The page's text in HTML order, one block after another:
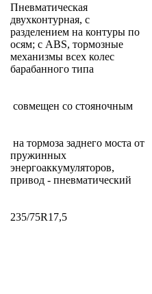
Пневматическая
двухконтурная, с
разделением на контуры по
осям; с ABS, тормозные
механизмы всех колес
барабанного типа
совмещен со стояночным
на тормоза заднего моста от
пружинных
энергоаккумуляторов,
привод - пневматический
235/75R17,5